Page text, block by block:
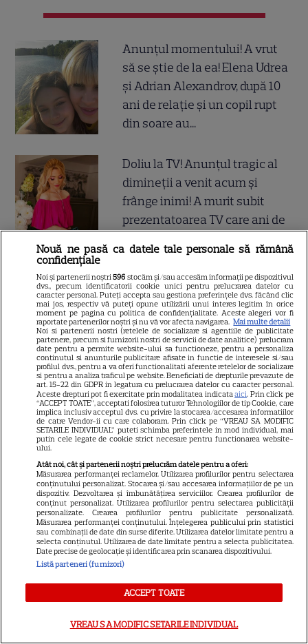
Anunțul momentului! A vrut
să se știe de la ea! Elena Udrea
și Adrian Alexandrov, după 10
ani de relație și un copil rupt
din soare au...
Doliu la TV! Anunțul tragic al
dimineții a venit acum și
frânge inimi! A murit subit
prezentatoarea TV care ani de
Litoral
Divorțul care zguduie
showbizul! E oficial! Și-au spus
adio în cel mai mare secret,
după aproape 20 de ani de
mariaj! S-a ales praful de
cuplul de aur din industria de
entertaining
Așa arată azi fosta vedetă sexy
din România! A dat aparițiile
excentrice pe Biserică și Biblia
i-a devenit cel mai de preț
accesoriu! Uită-te bine la ea, îți
dai seama cine e în poză? Ai
văzut-o ani de zile la TV!!
Nouă ne pasă ca datele tale personale să rămână
confidențiale
Noi și partenerii noștri596 stocăm și/sau accesăm informații pe dispozitivul
dvs., precum identificatorii cookie unici pentru prelucrarea datelor cu
caracter personal. Puteți accepta sau gestiona preferințele dvs. făcând clic
mai jos, respectiv vă puteți opune utilizării unui interes legitim în orice
moment pe pagina cu politica de confidențialitate. Aceste alegeri vor fi
raportate partenerilor noștri și nu vă vor afecta navigarea. Mai multe detalii
Noi si partenerii nostri (retelele de socializare si agentiile de publicitate
partenere, precum si furnizorii nostri de servicii de date analitice) prelucram
date pentru a permite website-ului sa functioneze, pentru a personaliza
continutul si anunturile publicitare afisate in functie de interesele si/sau
profilul dvs., pentru a va oferi functionalitati aferente retelelor de socializare
si pentru a analiza traficul pe website. Beneficiati de drepturile prevazute de
art. 15-22 din GDPR in legatura cu prelucrarea datelor cu caracter personal.
Aceste drepturi pot fi exercitate prin modalitatea indicataaici. Prin click pe
“ACCEPT TOATE”, acceptati folosirea tuturor Tehnologiilor de tip Cookie, care
implica inclusiv acceptul dvs. cu privire la stocarea/accesarea informatiilor
de catre Vendor-ii cu care colaboram. Prin click pe “VREAU SA MODIFIC
SETARILE INDIVIDUAL” puteti schimba preferintele in mod individual, mai
putin cele legate de cookie strict necesare pentru functionarea website-
ului.
Atât noi, cât și partenerii noștri prelucrăm datele pentru a oferi:
Măsurarea performanței reclamelor. Utilizarea profilurilor pentru selectarea
conținutului personalizat. Stocarea și/sau accesarea informațiilor de pe un
dispozitiv. Dezvoltarea și îmbunătățirea serviciilor. Crearea profilurilor de
conținut personalizat. Utilizarea profilurilor pentru selectarea publicității
personalizate. Crearea profilurilor pentru publicitate personalizată.
Măsurarea performanței conținutului. Înțelegerea publicului prin statistici
sau combinații de date din surse diferite. Utilizarea datelor limitate pentru a
selecta conținutul. Utilizarea de date limitate pentru a selecta publicitatea.
Date precise de geolocație și identificarea prin scanarea dispozitivului.
Listă parteneri (furnizori)
ACCEPT TOATE
VREAU SA MODIFIC SETARILE INDIVIDUAL